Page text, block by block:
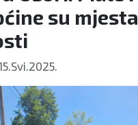
su mjesta